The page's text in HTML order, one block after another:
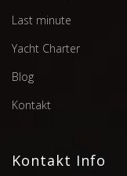
Last minute
Yacht Charter
Blog
Kontakt
Kontakt Info